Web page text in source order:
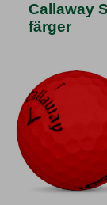
Callaway
färger